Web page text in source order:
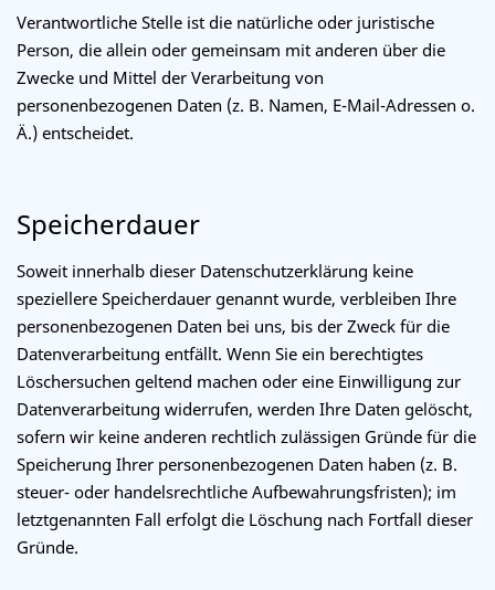
Verantwortliche Stelle ist die natürliche oder juristische
Person, die allein oder gemeinsam mit anderen über die
Zwecke und Mittel der Verarbeitung von
personenbezogenen Daten (z. B. Namen, E-Mail-Adressen o.
Ä.) entscheidet.
Speicherdauer
Soweit innerhalb dieser Datenschutzerklärung keine
speziellere Speicherdauer genannt wurde, verbleiben Ihre
personenbezogenen Daten bei uns, bis der Zweck für die
Datenverarbeitung entfällt. Wenn Sie ein berechtigtes
Löschersuchen geltend machen oder eine Einwilligung zur
Datenverarbeitung widerrufen, werden Ihre Daten gelöscht,
sofern wir keine anderen rechtlich zulässigen Gründe für die
Speicherung Ihrer personenbezogenen Daten haben (z. B.
steuer- oder handelsrechtliche Aufbewahrungsfristen); im
letztgenannten Fall erfolgt die Löschung nach Fortfall dieser
Gründe.